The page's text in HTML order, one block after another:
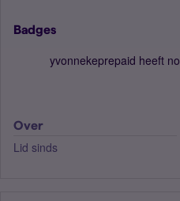
Badges
yvonnekeprepaid heeft
Over
Lid sinds